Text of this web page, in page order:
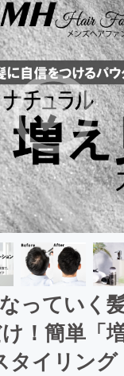
っていく
！簡単「
タイリング